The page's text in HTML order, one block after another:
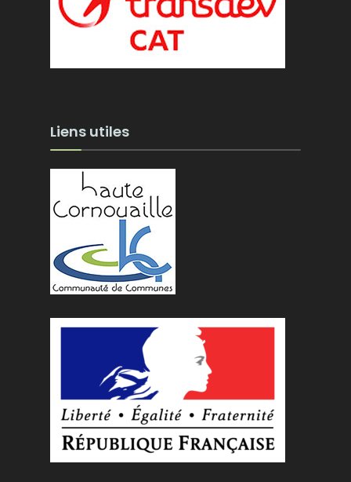
Liens utiles